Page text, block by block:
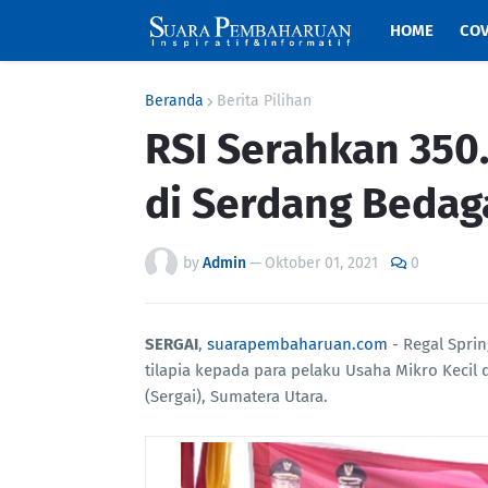
HOME
Beranda Berita Pilihan
RSI Serahkan
di Serdang
byAdmin— Oktober 01, 2021 0
SERGAI, suarapembaharuan.com - Regal
tilapia kepada para pelaku Usaha Mikro Kecil
(Sergai), Sumatera Utara.